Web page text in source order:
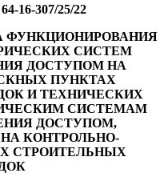
16-307/25/22
ФУНКЦИОНИРОВАНИЯ
СИСТЕМ
ДОСТУПОМ НА
ПУНКТАХ
И ТЕХНИЧЕСКИХ
СИСТЕМАМ
ДОСТУПОМ,
КОНТРОЛЬНО-
СТРОИТЕЛЬНЫХ